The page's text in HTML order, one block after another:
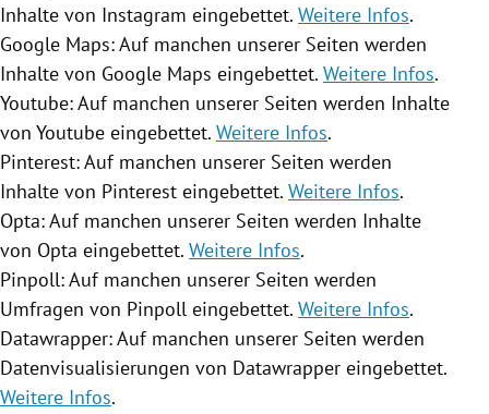
Inhalte von Instagram eingebettet. Weitere Infos.
Google Maps: Auf manchen unserer Seiten werden
Inhalte von Google Maps eingebettet. Weitere Infos.
Youtube: Auf manchen unserer Seiten werden Inhalte
von Youtube eingebettet. Weitere Infos.
Pinterest: Auf manchen unserer Seiten werden
Inhalte von Pinterest eingebettet. Weitere Infos.
Opta: Auf manchen unserer Seiten werden Inhalte
von Opta eingebettet. Weitere Infos.
Pinpoll: Auf manchen unserer Seiten werden
Umfragen von Pinpoll eingebettet. Weitere Infos.
Datawrapper: Auf manchen unserer Seiten werden
Datenvisualisierungen von Datawrapper eingebettet.
Weitere Infos.